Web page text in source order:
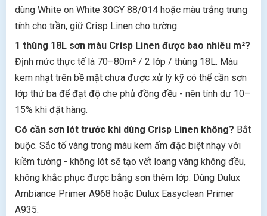
dùng White on White 30GY 88/014 hoặc màu trắng trung
tính cho trần, giữ Crisp Linen cho tường.
1 thùng 18L sơn màu Crisp Linen được bao nhiêu m²?
Định mức thực tế là 70–80m² / 2 lớp / thùng 18L. Màu
kem nhạt trên bề mặt chưa được xử lý kỹ có thể cần sơn
lớp thứ ba để đạt độ che phủ đồng đều - nên tính dư 10–
15% khi đặt hàng.
Có cần sơn lót trước khi dùng Crisp Linen không? Bắt
buộc. Sắc tố vàng trong màu kem ấm đặc biệt nhạy với
kiềm tường - không lót sẽ tạo vết loang vàng không đều,
không khắc phục được bằng sơn thêm lớp. Dùng Dulux
Ambiance Primer A968 hoặc Dulux Easyclean Primer
A935.